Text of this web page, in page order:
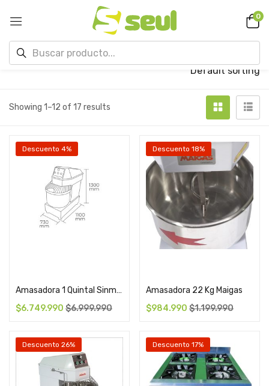
0
Showing 1–12 of 17 results
Default sorting
Descuento 4%
Amasadora 1 Quintal Sinmag
$6.749.990 $6.999.990
Descuento 18%
Amasadora 22 Kg Maigas
$984.990 $1.199.990
Descuento 26% Descuento 17%